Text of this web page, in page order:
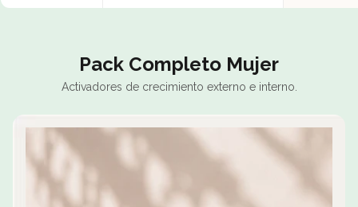
Pack Completo Mujer
Activadores de crecimiento externo e interno.